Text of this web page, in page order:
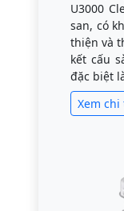
U3000
san, có
thiện và
kết cấu
đặc biệt
Xem